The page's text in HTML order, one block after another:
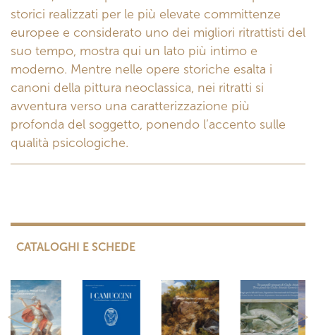
storici realizzati per le più elevate committenze
europee e considerato uno dei migliori ritrattisti del
suo tempo, mostra qui un lato più intimo e
moderno. Mentre nelle opere storiche esalta i
canoni della pittura neoclassica, nei ritratti si
avventura verso una caratterizzazione più
profonda del soggetto, ponendo l’accento sulle
qualità psicologiche.
CATALOGHI E SCHEDE
Previous Next